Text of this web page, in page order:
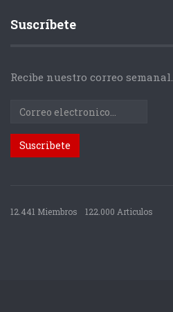
Suscríbete
Recibe nuestro correo semanal.
12.441 Miembros 122.000 Articulos